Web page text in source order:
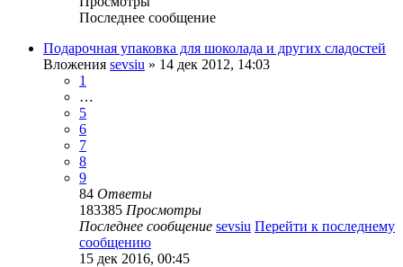
Последнее сообщение
Подарочная упаковка для шоколада и других сладостей
Вложения sevsiu » 14 дек 2012, 14:03
1
…
5
6
7
8
9
84 Ответы
183385 Просмотры
Последнее сообщение sevsiu Перейти к последнему
сообщению
15 дек 2016, 00:45